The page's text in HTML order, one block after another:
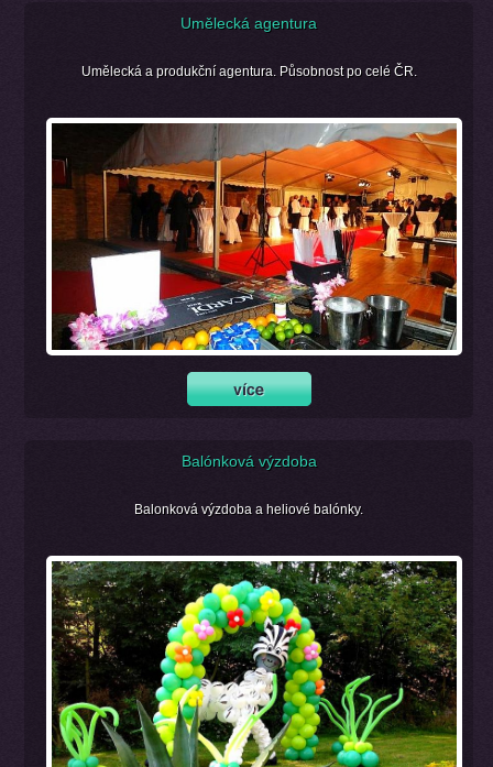
Umělecká agentura
Umělecká a produkční agentura. Působnost po celé ČR.
Balónková výzdoba
Balonková výzdoba a heliové balónky.